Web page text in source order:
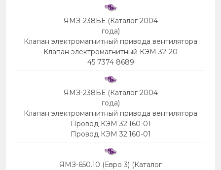
ЯМЗ-238БЕ (Каталог 2004
года)
Клапан электромагнитный привода вентилятора
Клапан электромагнитный КЭМ 32-20
45 7374 8689
ЯМЗ-238БЕ (Каталог 2004
года)
Клапан электромагнитный привода вентилятора
Провод КЭМ 32.160-01
Провод КЭМ 32.160-01
ЯМЗ-650.10 (Евро 3) (Каталог